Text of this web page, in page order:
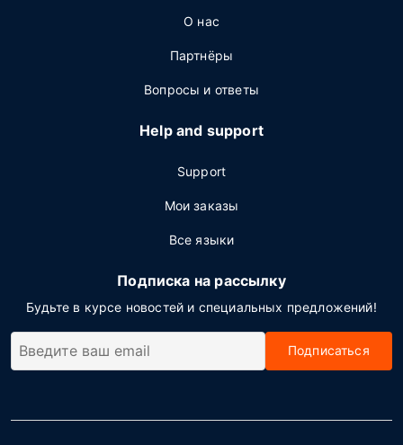
О нас
Партнёры
Вопросы и ответы
Help and support
Support
Мои заказы
Все языки
Подписка на рассылку
Будьте в курсе новостей и специальных предложений!
Подписаться